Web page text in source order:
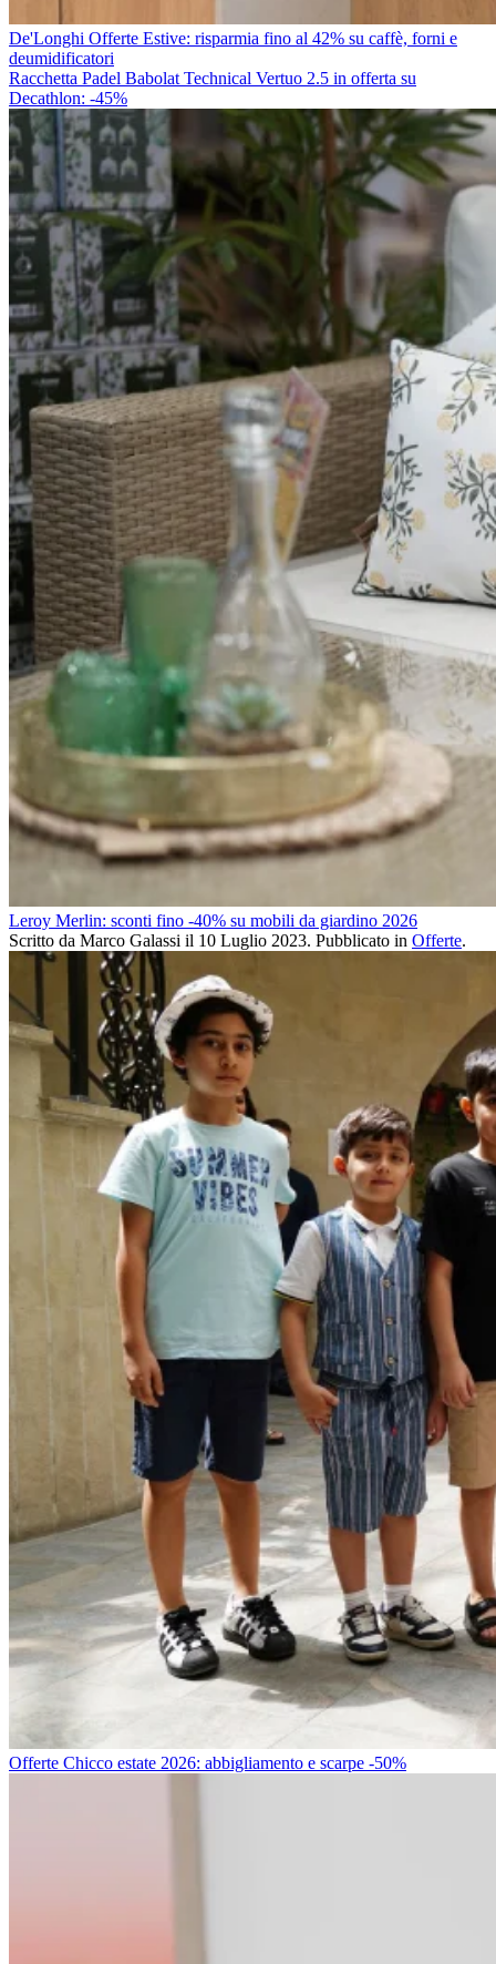
De'Longhi Offerte Estive: risparmia fino al 42% su caffè, forni e
deumidificatori
Racchetta Padel Babolat Technical Vertuo 2.5 in offerta su
Decathlon: -45%
Leroy Merlin: sconti fino -40% su mobili da giardino 2026
Scritto da Marco Galassi il 10 Luglio 2023. Pubblicato in Offerte.
Offerte Chicco estate 2026: abbigliamento e scarpe -50%